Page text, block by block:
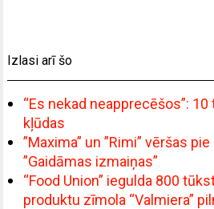
Izlasi arī šo
“Es nekad neapprecēšos”:
kļūdas
”Maxima” un ”Rimi” vēršas
”Gaidāmas izmaiņas”
“Food Union” iegulda 800
produktu zīmola “Valmiera”